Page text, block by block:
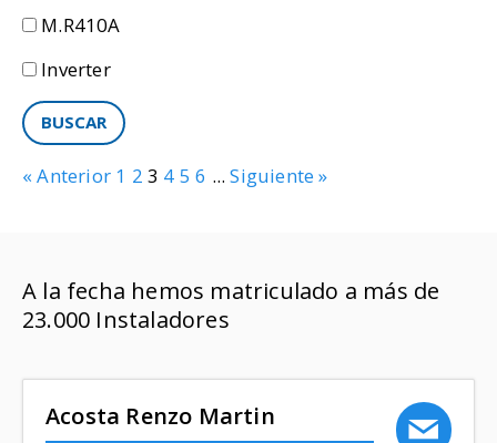
M.R410A
Inverter
« Anterior 1 2 3 4 5 6 ... Siguiente »
A la fecha hemos matriculado a más de
23.000 Instaladores
Acosta Renzo Martin